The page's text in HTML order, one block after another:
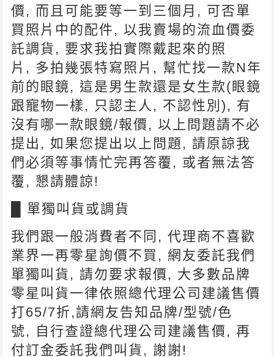
價, 而且可能要等一到三個月, 可否單
買照片中的配件, 以我賣場的流血價委
託調貨, 要求我拍實際戴起來的照
片, 多拍幾張特寫照片, 幫忙找一款N年
前的眼鏡, 這是男生款還是女生款(眼鏡
跟寵物一樣, 只認主人, 不認性別), 有
沒有哪一款眼鏡/報價, 以上問題請不必
提出, 如果您提出以上問題, 請原諒我
們必須等事情忙完再答覆, 或者無法答
覆, 懇請體諒!
█ 單獨叫貨或調貨
我們跟一般消費者不同, 代理商不喜歡
業界一再零星詢價不買, 網友委託我們
單獨叫貨, 請勿要求報價, 大多數品牌
零星叫貨一律依照總代理公司建議售價
打65/7折,請網友告知品牌/型號/色
號, 自行查證總代理公司建議售價, 再
付訂金委託我們叫貨, 謝謝!